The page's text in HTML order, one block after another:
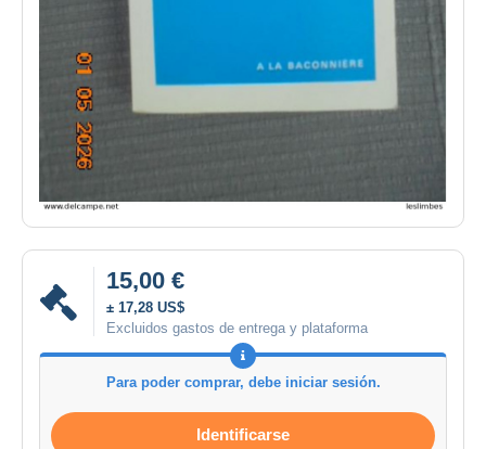
15,00 €
± 17,28 US$
Excluidos gastos de entrega y plataforma
Para poder comprar, debe iniciar sesión.
Identificarse